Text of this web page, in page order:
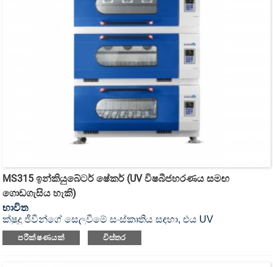
MS315 ඉන්කියුබේටර් ෂේකර් (UV විෂබීජහරණය සමඟ
ගොඩගැසිය හැකි)
භාවිත
ක්ෂුද්‍ර ජීවීන්ගේ සෙලවීමේ සංස්කෘතිය සඳහා, එය UV
විෂබීජහරණය කළ හැකි ඉන්කියුබේටර් ෂේකර් ය.
පරීක්ෂණයක් විස්තර